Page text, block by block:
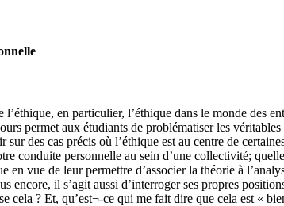
en particulier, l’éthique dans le monde des
permet aux étudiants de problématiser les
des cas précis où l’éthique est au centre de
conduite personnelle au sein d’une collectivité;
vue de leur permettre d’associer la théorie à
encore, il s’agit aussi d’interroger ses propres
? Et, qu’est¬-ce qui me fait dire que cela est «